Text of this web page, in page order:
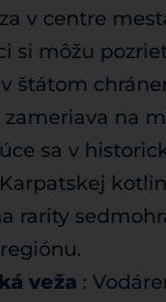
v centre
si môžu
štátom
zameriava na
sa v
rarity
veža :